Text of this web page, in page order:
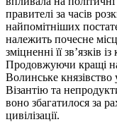
правителі за часів
найпомітніших
належить почесне
зміцненні її зв’язків
Продовжуючи кращі
Волинське князівство
Візантію та
воно збагатилося за
цивілізації.